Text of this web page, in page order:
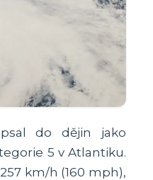
do dějin jako
5 v Atlantiku.
km/h (160 mph),